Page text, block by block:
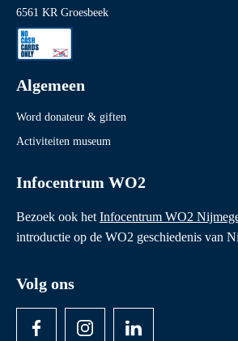
6561 KR Groesbeek
Algemeen
Word donateur & giften
Activiteiten museum
Infocentrum WO2
Bezoek ook het Infocentrum WO2
introductie op de WO2 geschiedenis van
Volg ons